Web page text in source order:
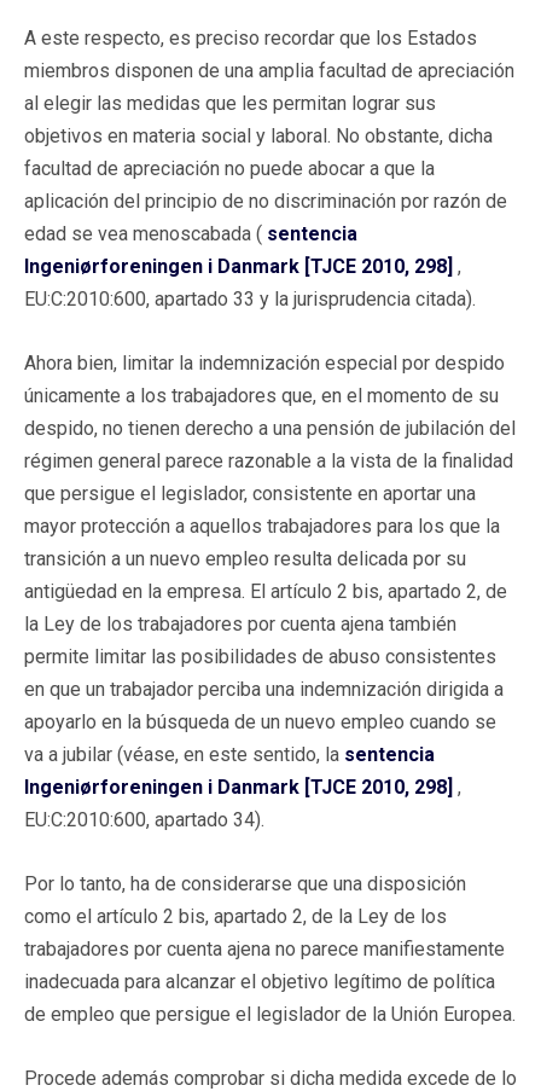
A este respecto, es preciso recordar que los Estados
miembros disponen de una amplia facultad de apreciación
al elegir las medidas que les permitan lograr sus
objetivos en materia social y laboral. No obstante, dicha
facultad de apreciación no puede abocar a que la
aplicación del principio de no discriminación por razón de
edad se vea menoscabada ( sentencia
Ingeniørforeningen i Danmark [TJCE 2010, 298] ,
EU:C:2010:600, apartado 33 y la jurisprudencia citada).
Ahora bien, limitar la indemnización especial por despido
únicamente a los trabajadores que, en el momento de su
despido, no tienen derecho a una pensión de jubilación del
régimen general parece razonable a la vista de la finalidad
que persigue el legislador, consistente en aportar una
mayor protección a aquellos trabajadores para los que la
transición a un nuevo empleo resulta delicada por su
antigüedad en la empresa. El artículo 2 bis, apartado 2, de
la Ley de los trabajadores por cuenta ajena también
permite limitar las posibilidades de abuso consistentes
en que un trabajador perciba una indemnización dirigida a
apoyarlo en la búsqueda de un nuevo empleo cuando se
va a jubilar (véase, en este sentido, la sentencia
Ingeniørforeningen i Danmark [TJCE 2010, 298] ,
EU:C:2010:600, apartado 34).
Por lo tanto, ha de considerarse que una disposición
como el artículo 2 bis, apartado 2, de la Ley de los
trabajadores por cuenta ajena no parece manifiestamente
inadecuada para alcanzar el objetivo legítimo de política
de empleo que persigue el legislador de la Unión Europea.
Procede además comprobar si dicha medida excede de lo